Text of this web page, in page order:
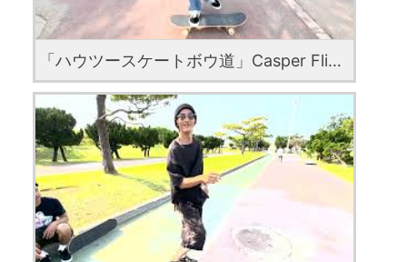
「ハウツースケートボウ道」Casper Flip with Kaisei Yamaguchi